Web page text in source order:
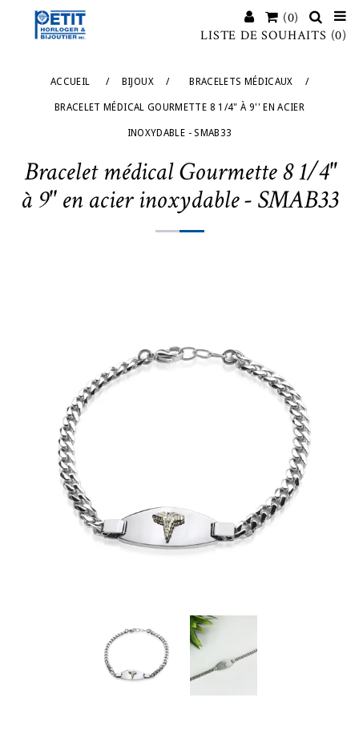
(0)
LISTE DE SOUHAITS (0)
ACCUEIL / BIJOUX / BRACELETS MÉDICAUX /
BRACELET MÉDICAL GOURMETTE 8 1/4" À 9'' EN ACIER
INOXYDABLE - SMAB33
Bracelet médical Gourmette 8 1/4"
à 9'' en acier inoxydable - SMAB33